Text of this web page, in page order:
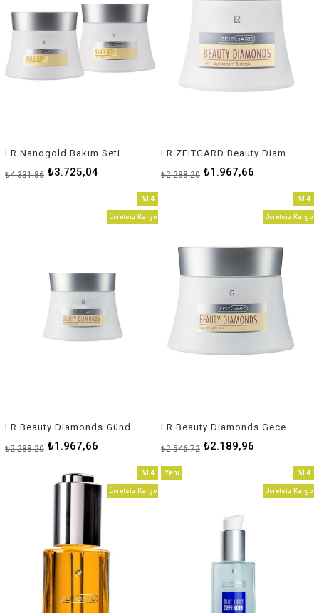
LR Nanogold Bakım Seti
₺3.725,04
₺4.331,86 ₺1.967,66
₺2.288,20
LR Beauty Diamonds Gündüz Kremi
₺1.967,66
₺2.288,20
%14
İndirim
Ücretsiz Kargo
LR Beauty Diamonds Gece Kremi
₺2.189,96
₺2.546,72
%14
İndirim
Ücretsiz Kargo
%14
İndirim
Ücretsiz Kargo
%14
İndirim
Ücretsiz Kargo
Yeni